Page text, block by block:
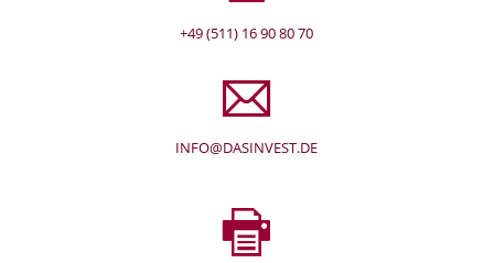
+49 (511) 16 90 80 70
INFO@DASINVEST.DE